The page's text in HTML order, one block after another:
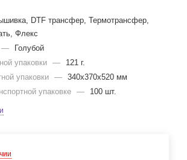
DTF трансфер, Термотрансфер,
Флекс
—
Голубой
упаковки —
121 г.
упаковки — 340x370x520 мм
упаковке — 100 шт.